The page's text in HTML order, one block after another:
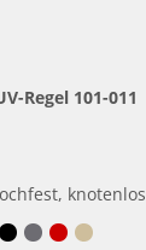
Regel 101-011
knotenlos